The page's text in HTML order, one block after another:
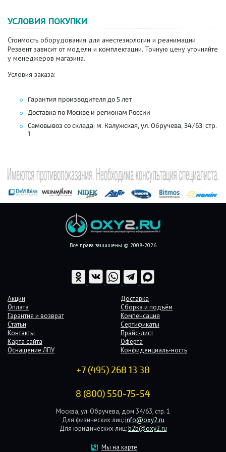
УСЛОВИЯ ПОКУПКИ
Стоимость оборудования для анестезиологии и реанимации
Резвент зависит от модели и комплектации. Точную цену уточняйте
у менеджеров магазина.
Условия заказа:
Гарантия производителя до 5 лет
Доставка по Москве и регионам России
Самовывоз со склада: м. Калужская, ул. Обручева, 34/63, стр.
1
Все права защищены © 2008-2026
Акции
Доставка
Оплата
Сборка и подъём
Гарантия и возврат
Компенсация
Статьи
Сертификаты
Контакты
Прайс-лист
Карта сайта
Оферта
Оснащение ЛПУ
Конфиденциаль-ность
+7 (495) 268 13 38
8 (800) 550-75-54
Москва, ул. Обручева, дом 34/63, стр. 1
Для физических лиц: info@oxy2.ru
Для юридических лиц: b2b@oxy2.ru
Мы на карте